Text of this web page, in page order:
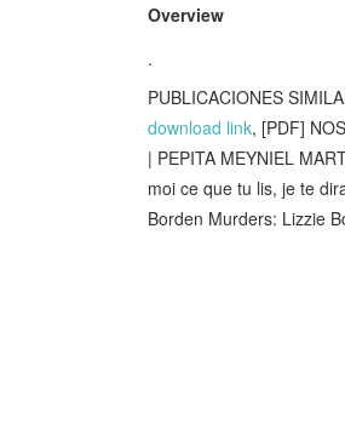
Overview
.
PUBLICACIONES
download link, [PDF]
| PEPITA MEYNIEL
moi ce que tu lis, je te
Borden Murders: Lizzie